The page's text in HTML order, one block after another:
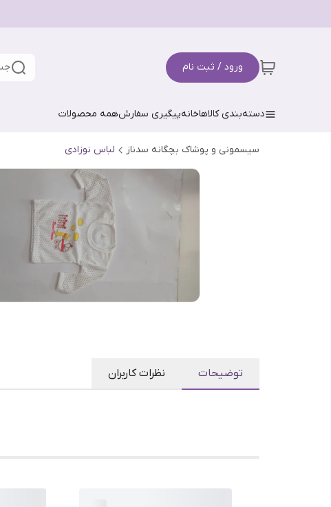
ورود / ثبت نام
دسته‌بندی کالاهاخانهپیگیری سفارشهمه محصولات
سیسمونی و پوشاک بچگانه سدناز لباس نوزادی
توضیحات نظرات کاربران